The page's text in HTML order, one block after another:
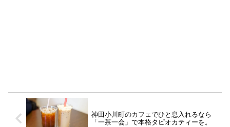
神田小川町のカフェでひと息入れるなら
「一茶一会」で本格タピオカティーを。